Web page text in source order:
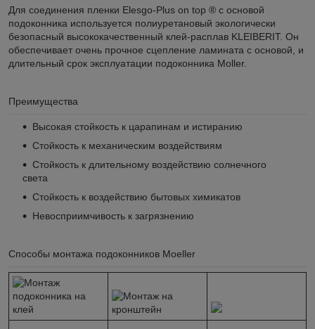
Для соединения пленки Elesgo-Plus on top ® с основой
подоконника используется полиуретановый экологически
безопасный высококачественный клей-расплав KLEIBERIT. Он
обеспечивает очень прочное сцепление ламината с основой, и
длительный срок эксплуатации подоконника Moller.
Преимущества
Высокая стойкость к царапинам и истиранию
Стойкость к механическим воздействиям
Стойкость к длительному воздействию солнечного
света
Стойкость к воздействию бытовых химикатов
Невосприимчивость к загрязнению
Способы монтажа подоконников Moeller